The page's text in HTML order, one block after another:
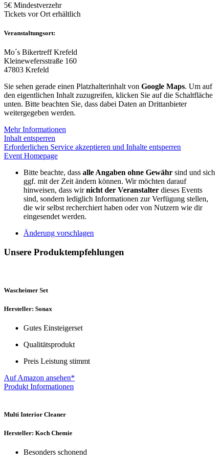
5€ Mindestverzehr
Tickets vor Ort erhältlich
Veranstaltungsort:
Mo´s Bikertreff Krefeld
Kleinewefersstraße 160
47803 Krefeld
Sie sehen gerade einen Platzhalterinhalt von Google Maps. Um auf
den eigentlichen Inhalt zuzugreifen, klicken Sie auf die Schaltfläche
unten. Bitte beachten Sie, dass dabei Daten an Drittanbieter
weitergegeben werden.
Mehr Informationen
Inhalt entsperren
Erforderlichen Service akzeptieren und Inhalte entsperren
Event Homepage
Bitte beachte, dass alle Angaben ohne Gewähr sind und sich
ggf. mit der Zeit ändern können. Wir möchten darauf
hinweisen, dass wirnicht der Veranstalter dieses Events
sind, sondern lediglich Informationen zur Verfügung stellen,
die wir selbst recherchiert haben oder von Nutzern wie dir
eingesendet werden.
Änderung vorschlagen
Unsere Produktempfehlungen
Wascheimer Set
Hersteller: Sonax
Gutes Einsteigerset
Qualitätsprodukt
Preis Leistung stimmt
Auf Amazon ansehen*
Produkt Informationen
Multi Interior Cleaner
Hersteller: Koch Chemie
Besonders schonend